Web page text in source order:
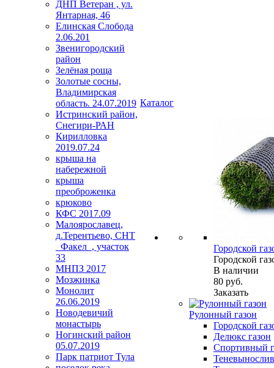
ДНП Ветеран , ул.
Янтарная, 46
Елинская Слобода
2.06.201
Звенигородский
район
Зелёная роща
Золотые сосны,
Владимирская
область. 24.07.2019
Истринский район,
Снегири-РАН
Кирилловка
2019.07.24
крыша на
набережной
крыша
преоброженка
крюково
КФС 2017.09
Малоярославец,
д.Терентьево, СНТ
_Факел_, участок
33
МНПЗ 2017
Мозжинка
Монолит
26.06.2019
Новодевичий
монастырь
Ногинский район
05.07.2019
Парк патриот Тула
Каталог
Городской
Городской
В наличии
80 руб.
Заказать
Рулонный газон
Городской
Делюкс газон
Спортивный